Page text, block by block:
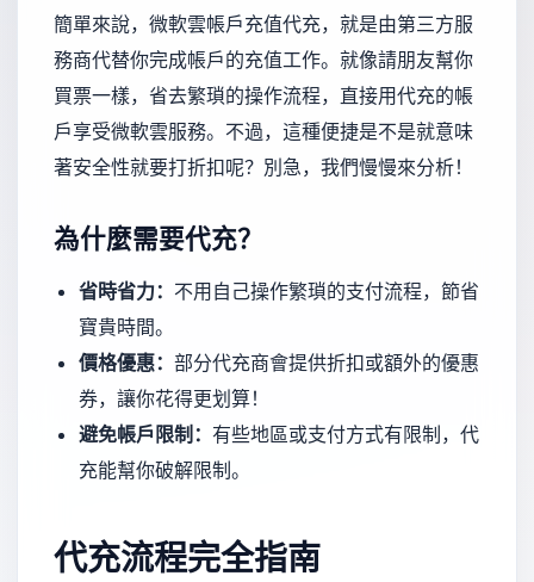
簡單來說，微軟雲帳戶充值代充，就是由第三方服
務商代替你完成帳戶的充值工作。就像請朋友幫你
買票一樣，省去繁瑣的操作流程，直接用代充的帳
戶享受微軟雲服務。不過，這種便捷是不是就意味
著安全性就要打折扣呢？別急，我們慢慢來分析！
為什麼需要代充？
省時省力： 不用自己操作繁瑣的支付流程，節省
寶貴時間。
價格優惠： 部分代充商會提供折扣或額外的優惠
券，讓你花得更划算！
避免帳戶限制： 有些地區或支付方式有限制，代
充能幫你破解限制。
代充流程完全指南